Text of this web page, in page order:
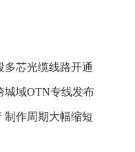
多芯光缆线路开通
城域OTN专线发布
制作周期大幅缩短